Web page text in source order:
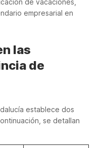
empresarial en
las
de
establece dos
se detallan